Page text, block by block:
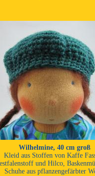
Wilhelmine, 40 cm groß
Kleid aus Stoffen von Kaffe
und Hilco,
Schuhe aus pflanzengefärbter